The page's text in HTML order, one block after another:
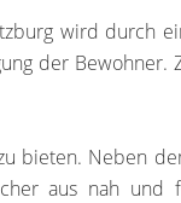
wird durch
der
bieten. Neben
aus nah